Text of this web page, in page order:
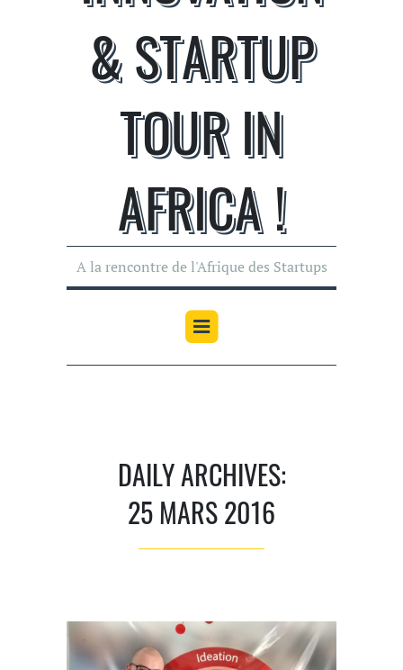
& STARTUP
TOUR IN
AFRICA !
A la rencontre de l'Afrique des Startups
DAILY ARCHIVES:
25 MARS 2016